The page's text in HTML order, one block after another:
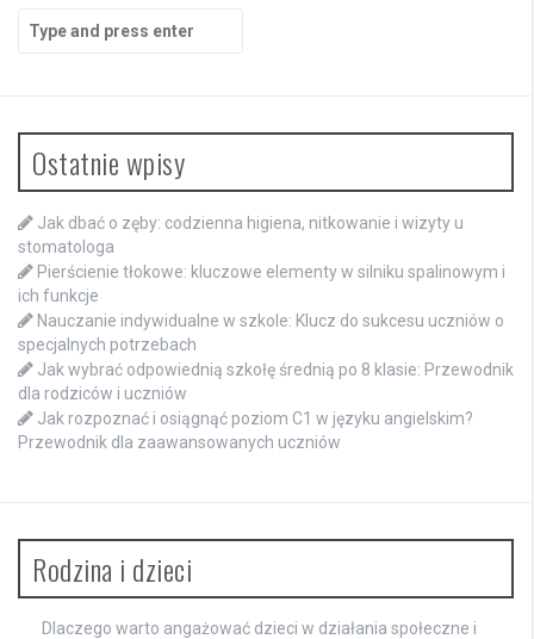
for:
Ostatnie wpisy
Jak dbać o zęby: codzienna higiena, nitkowanie i wizyty u
stomatologa
Pierścienie tłokowe: kluczowe elementy w silniku spalinowym i
ich funkcje
Nauczanie indywidualne w szkole: Klucz do sukcesu uczniów o
specjalnych potrzebach
Jak wybrać odpowiednią szkołę średnią po 8 klasie: Przewodnik
dla rodziców i uczniów
Jak rozpoznać i osiągnąć poziom C1 w języku angielskim?
Przewodnik dla zaawansowanych uczniów
Rodzina i dzieci
Dlaczego warto angażować dzieci w działania społeczne i